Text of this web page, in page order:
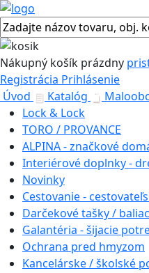
Nákupný košík prázdny
Registrácia Prihlásenie
Úvod
Katalóg
Lock & Lock
TORO / PROVANCE
ALPINA - značkové
Interiérové doplnky -
Novinky
Cestovanie -
Darčekové tašky /
Galantéria - šijacie
Ochrana pred hmyzom
Kancelárske / školské